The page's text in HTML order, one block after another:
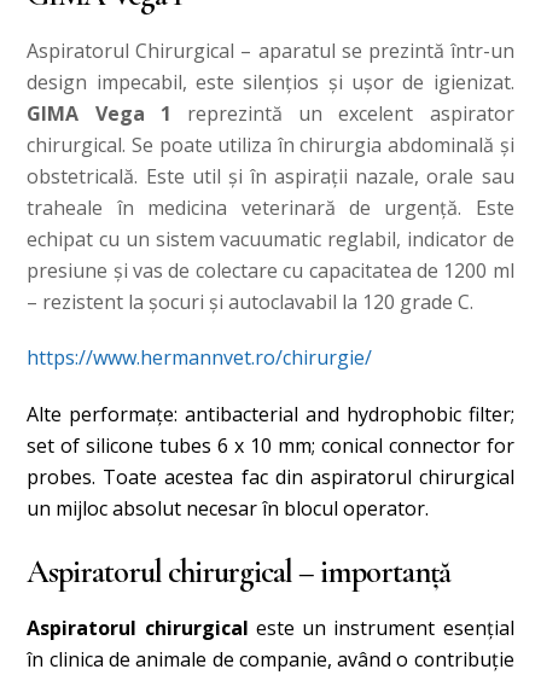
Aspiratorul Chirurgical – aparatul se prezintă într-un
design impecabil, este silenţios şi uşor de igienizat.
GIMA
Vega 1 reprezintă un excelent aspirator
chirurgical. Se poate utiliza în chirurgia abdominală şi
obstetricală. Este util şi în aspiraţii nazale, orale sau
traheale în medicina veterinară de urgenţă. Este
echipat cu un sistem vacuumatic reglabil, indicator de
presiune şi vas de colectare cu capacitatea de 1200 ml
– rezistent la şocuri şi autoclavabil la 120 grade C.
https://www.hermannvet.ro/chirurgie/
Alte performaţe: antibacterial and hydrophobic filter;
set of silicone tubes 6 x 10 mm; conical connector for
probes. Toate acestea fac din aspiratorul chirurgical
un mijloc absolut necesar în blocul operator.
Aspiratorul chirurgical – importanță
Aspiratorul chirurgical este un instrument esențial
în clinica de animale de companie, având o contribuție